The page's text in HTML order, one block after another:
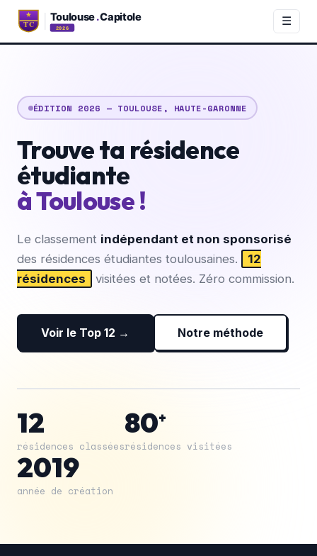
☰
ÉDITION 2026 — TOULOUSE, HAUTE-GARONNE
Trouve ta résidence
étudiante
à Toulouse !
Le classement indépendant et non sponsorisé
des résidences étudiantes toulousaines.
12
résidences
visitées et notées. Zéro commission.
Voir le Top 12 → Notre méthode
12
résidences classées
80+
résidences visitées
2019
année de création